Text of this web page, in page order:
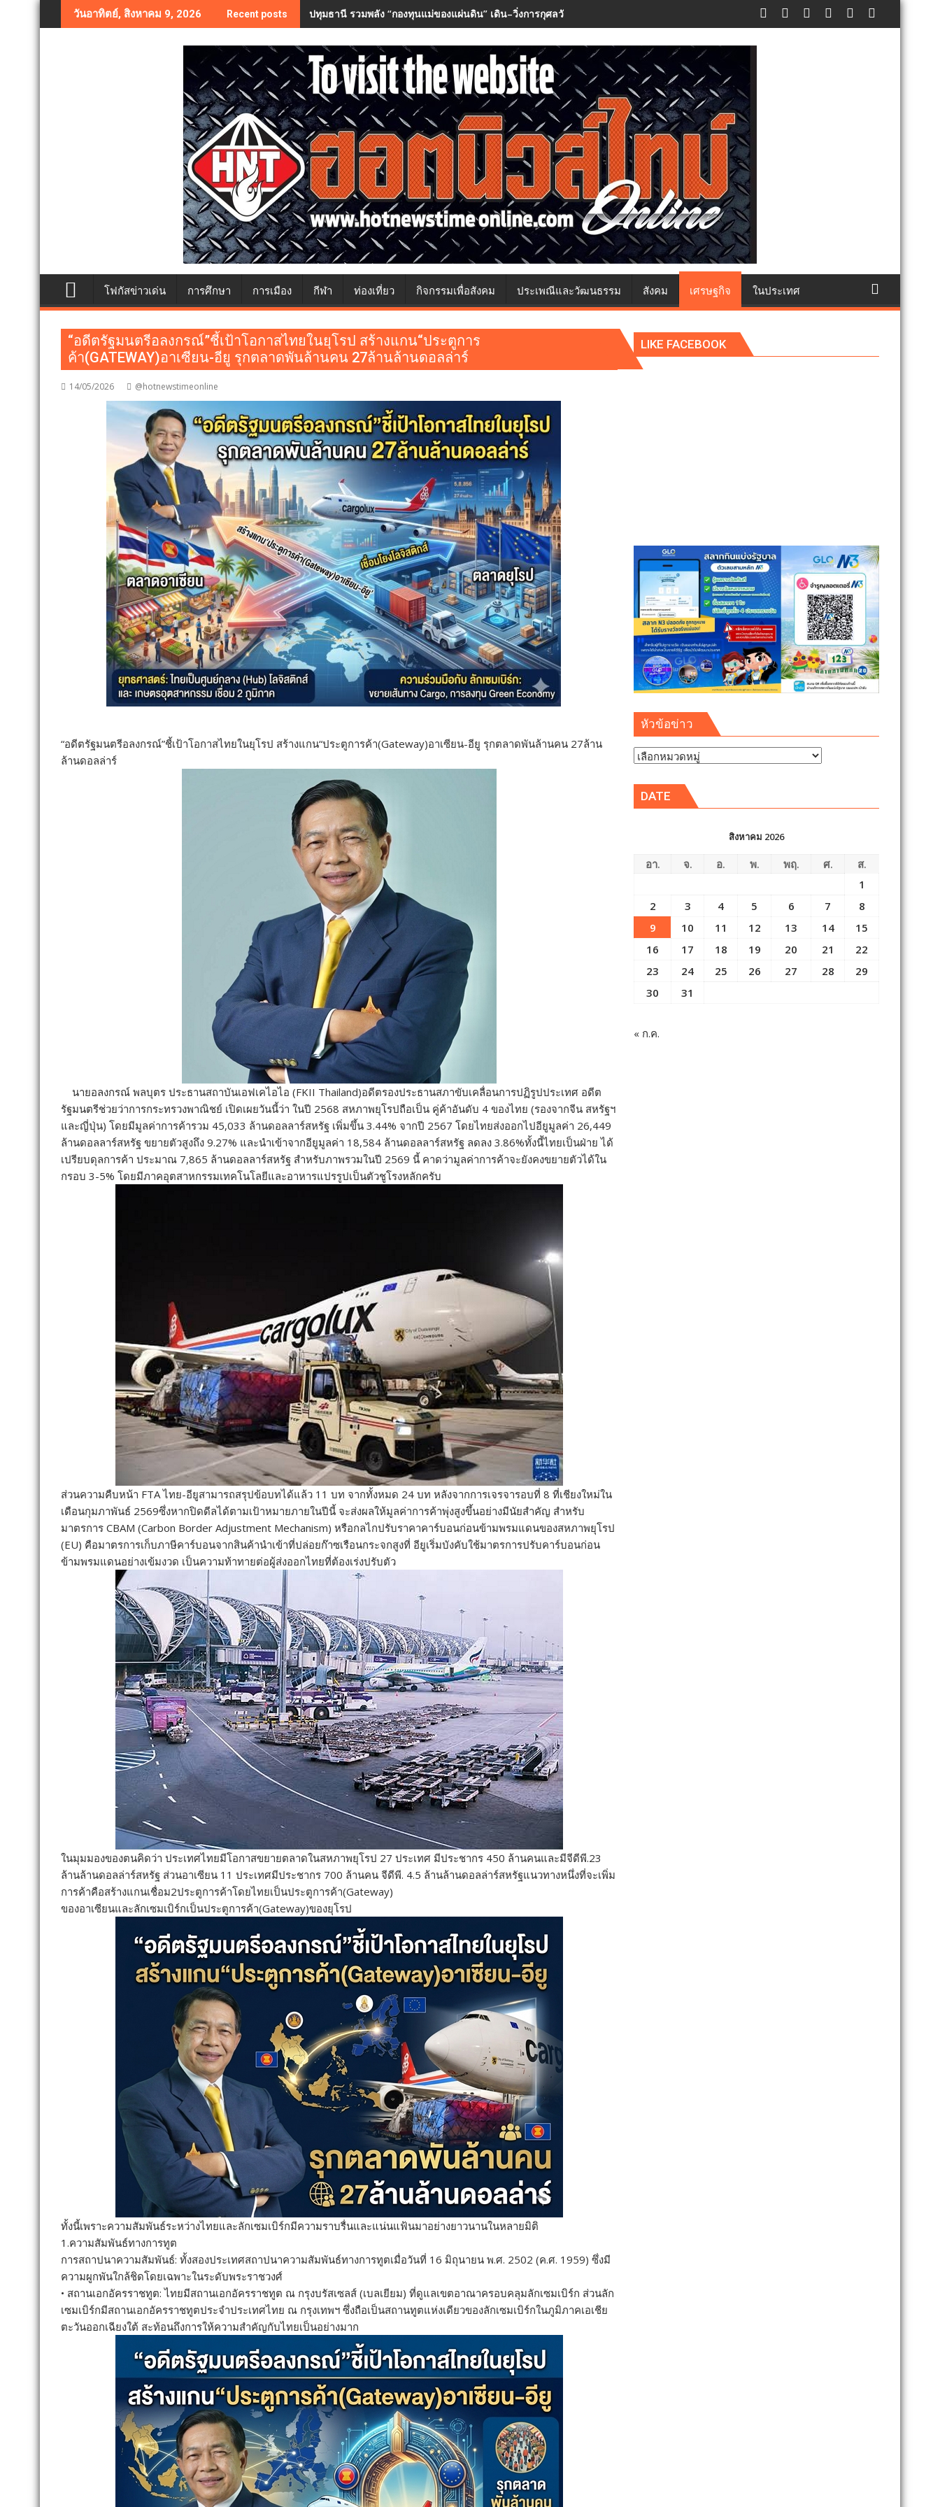
to
วันอาทิตย์, สิงหาคม 9, 2026 Recent posts ปทุมธานี รวมพลัง “กองทุนแม่ของแผ่นดิน” เดิน–วิ่งการกุศลวันแม่ กว่า ๕๐๐ คน ต้านยาเสพติด
โฟกัสข่าวเด่น การศึกษา การเมือง กีฬา ท่องเที่ยว กิจกรรมเพื่อสังคม ประเพณีและวัฒนธรรม สังคม เศรษฐกิจ ในประเทศ
“อดีตรัฐมนตรีอลงกรณ์”ชี้เป้าโอกาสไทยในยุโรป สร้างแกน“ประตูการ
ค้า(GATEWAY)อาเซียน-อียู รุกตลาดพันล้านคน 27ล้านล้านดอลล่าร์
14/05/2026 @hotnewstimeonline
“อดีตรัฐมนตรีอลงกรณ์”ชี้เป้าโอกาสไทยในยุโรป สร้างแกน“ประตูการค้า(Gateway)อาเซียน-อียู รุกตลาดพันล้านคน 27ล้าน
ล้านดอลล่าร์
นายอลงกรณ์ พลบุตร ประธานสถาบันเอฟเคไอไอ (FKII Thailand)อดีตรองประธานสภาขับเคลื่อนการปฏิรูปประเทศ อดีต
รัฐมนตรีช่วยว่าการกระทรวงพาณิชย์ เปิดเผยวันนี้ว่า ในปี 2568 สหภาพยุโรปถือเป็น คู่ค้าอันดับ 4 ของไทย (รองจากจีน สหรัฐฯ
และญี่ปุ่น) โดยมีมูลค่าการค้ารวม 45,033 ล้านดอลลาร์สหรัฐ เพิ่มขึ้น 3.44% จากปี 2567 โดยไทยส่งออกไปอียูมูลค่า 26,449
ล้านดอลลาร์สหรัฐ ขยายตัวสูงถึง 9.27% และนำเข้าจากอียูมูลค่า 18,584 ล้านดอลลาร์สหรัฐ ลดลง 3.86%ทั้งนี้ไทยเป็นฝ่าย ได้
เปรียบดุลการค้า ประมาณ 7,865 ล้านดอลลาร์สหรัฐ สำหรับภาพรวมในปี 2569 นี้ คาดว่ามูลค่าการค้าจะยังคงขยายตัวได้ใน
กรอบ 3-5% โดยมีภาคอุตสาหกรรมเทคโนโลยีและอาหารแปรรูปเป็นตัวชูโรงหลักครับ
ส่วนความคืบหน้า FTA ไทย-อียูสามารถสรุปข้อบทได้แล้ว 11 บท จากทั้งหมด 24 บท หลังจากการเจรจารอบที่ 8 ที่เชียงใหม่ใน
เดือนกุมภาพันธ์ 2569ซึ่งหากปิดดีลได้ตามเป้าหมายภายในปีนี้ จะส่งผลให้มูลค่าการค้าพุ่งสูงขึ้นอย่างมีนัยสำคัญ สำหรับ
มาตรการ CBAM (Carbon Border Adjustment Mechanism) หรือกลไกปรับราคาคาร์บอนก่อนข้ามพรมแดนของสหภาพยุโรป
(EU) คือมาตรการเก็บภาษีคาร์บอนจากสินค้านำเข้าที่ปล่อยก๊าซเรือนกระจกสูงที่ อียูเริ่มบังคับใช้มาตรการปรับคาร์บอนก่อน
ข้ามพรมแดนอย่างเข้มงวด เป็นความท้าทายต่อผู้ส่งออกไทยที่ต้องเร่งปรับตัว
ในมุมมองของตนคิดว่า ประเทศไทยมีโอกาสขยายตลาดในสหภาพยุโรป 27 ประเทศ มีประชากร 450 ล้านคนและมีจีดีพี.23
ล้านล้านดอลล่าร์สหรัฐ ส่วนอาเซียน 11 ประเทศมีประชากร 700 ล้านคน จีดีพี. 4.5 ล้านล้านดอลล่าร์สหรัฐแนวทางหนึ่งที่จะเพิ่ม
การค้าคือสร้างแกนเชื่อม2ประตูการค้าโดยไทยเป็นประตูการค้า(Gateway)
ของอาเซียนและลักเซมเบิร์กเป็นประตูการค้า(Gateway)ของยุโรป
ทั้งนี้เพราะความสัมพันธ์ระหว่างไทยและลักเซมเบิร์กมีความราบรื่นและแน่นแฟ้นมาอย่างยาวนานในหลายมิติ
1.ความสัมพันธ์ทางการทูต
การสถาปนาความสัมพันธ์: ทั้งสองประเทศสถาปนาความสัมพันธ์ทางการทูตเมื่อวันที่ 16 มิถุนายน พ.ศ. 2502 (ค.ศ. 1959) ซึ่งมี
ความผูกพันใกล้ชิดโดยเฉพาะในระดับพระราชวงศ์
• สถานเอกอัครราชทูต: ไทยมีสถานเอกอัครราชทูต ณ กรุงบรัสเซลส์ (เบลเยียม) ที่ดูแลเขตอาณาครอบคลุมลักเซมเบิร์ก ส่วนลัก
เซมเบิร์กมีสถานเอกอัครราชทูตประจำประเทศไทย ณ กรุงเทพฯ ซึ่งถือเป็นสถานทูตแห่งเดียวของลักเซมเบิร์กในภูมิภาคเอเชีย
ตะวันออกเฉียงใต้ สะท้อนถึงการให้ความสำคัญกับไทยเป็นอย่างมาก
LIKE FACEBOOK
หัวข้อข่าว
หัวข้อ
DATE
สิงหาคม 2026
อา. จ. อ. พ. พฤ. ศ.
ส.
1
2
3 4 5 6 7
8
9
10 11 12 13 14
15
16
17 18 19 20 21
22
23
24 25 26 27 28
29
30
31
« ก.ค.